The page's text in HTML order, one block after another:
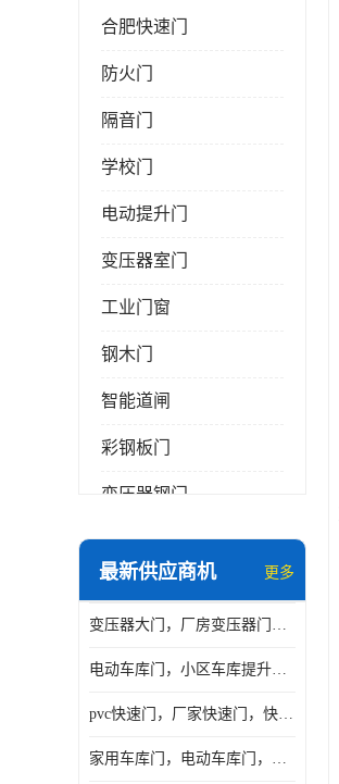
合肥快速门
防火门
隔音门
学校门
电动提升门
变压器室门
工业门窗
钢木门
智能道闸
彩钢板门
变压器钢门
非标门
抗爆门
快速门
最新供应商机 更多
变压器大门，厂房变压器门，配电所钢大门，变压器室钢大门
电动车库门，小区车库提升门，安徽提升门厂家，工业滑升门
pvc快速门，厂家快速门，快速卷帘门，感应快速门
家用车库门，电动车库门，车库滑升门，车库门安装